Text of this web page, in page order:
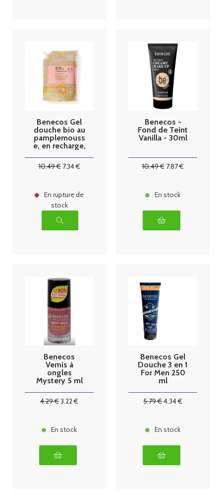
Benecos Gel
douche bio au
pamplemouss
e, en recharge,
10.49€ 7.34€
En rupture de
stock
Benecos -
Fond de Teint
Vanilla - 30ml
10.49€ 7.87€
En stock
Benecos
Vernis à
ongles
Mystery 5 ml
4.29€3.22€
En stock
Benecos Gel
Douche 3 en 1
For Men 250
ml
5.79€4.34€
En stock